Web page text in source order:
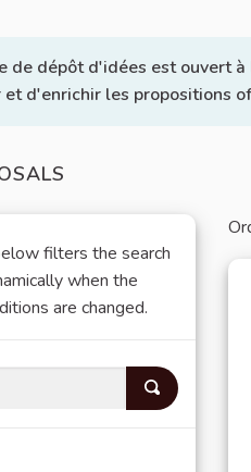
de dépôt d'idées est ouvert
d'enrichir les propositions
filters the search
when the
are changed.